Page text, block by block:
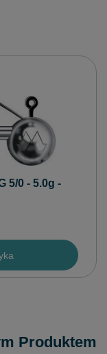
5/0 - 5.0g -
Produktem